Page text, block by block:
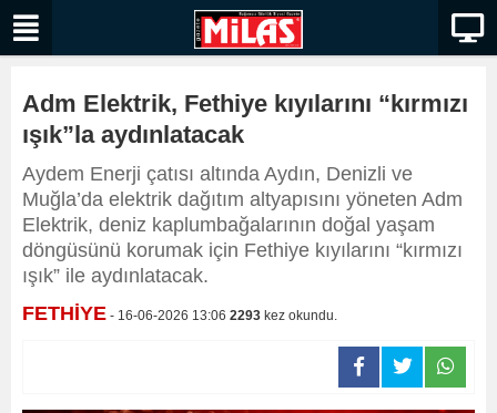
Adm Elektrik, Fethiye kıyılarını “kırmızı
ışık”la aydınlatacak
Aydem Enerji çatısı altında Aydın, Denizli ve
Muğla’da elektrik dağıtım altyapısını yöneten Adm
Elektrik, deniz kaplumbağalarının doğal yaşam
döngüsünü korumak için Fethiye kıyılarını “kırmızı
ışık” ile aydınlatacak.
FETHİYE - 16-06-2026 13:06 2293 kez okundu.